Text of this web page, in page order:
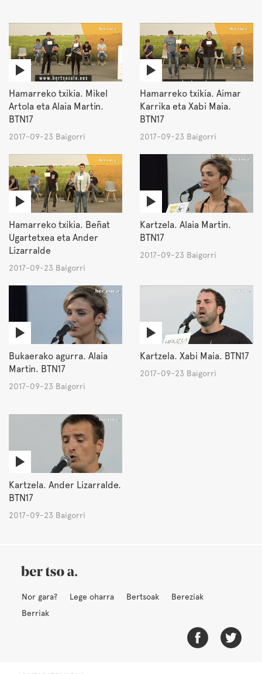
Hamarreko txikia. Mikel
Artola eta Alaia Martin.
BTN17
2017-09-23 Baigorri
Hamarreko txikia. Aimar
Karrika eta Xabi Maia.
BTN17
2017-09-23 Baigorri
Hamarreko txikia. Beñat
Ugartetxea eta Ander
Lizarralde
2017-09-23 Baigorri
Kartzela. Alaia Martin.
BTN17
2017-09-23 Baigorri
Bukaerako agurra. Alaia
Martin. BTN17
2017-09-23 Baigorri
Kartzela. Xabi Maia. BTN17
2017-09-23 Baigorri
Kartzela. Ander Lizarralde.
BTN17
2017-09-23 Baigorri
Nor gara? Lege oharra Bertsoak
Bereziak
Berriak